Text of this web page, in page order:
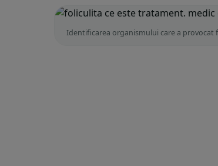
Identificarea organismului care a